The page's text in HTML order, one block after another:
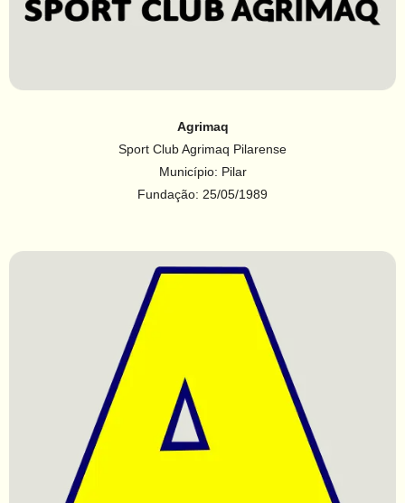
Agrimaq
Sport Club Agrimaq Pilarense
Município: Pilar
Fundação: 25/05/1989